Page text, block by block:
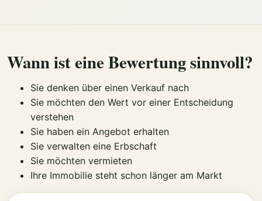
Wann ist eine Bewertung sinnvoll?
Sie denken über einen Verkauf nach
Sie möchten den Wert vor einer Entscheidung
verstehen
Sie haben ein Angebot erhalten
Sie verwalten eine Erbschaft
Sie möchten vermieten
Ihre Immobilie steht schon länger am Markt